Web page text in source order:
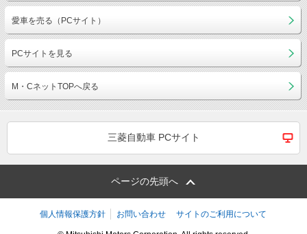
愛車を売る（PCサイト）
PCサイトを見る
M・CネットTOPへ戻る
三菱自動車 PCサイト
ページの先頭へ
個人情報保護方針 お問い合わせ サイトのご利用について